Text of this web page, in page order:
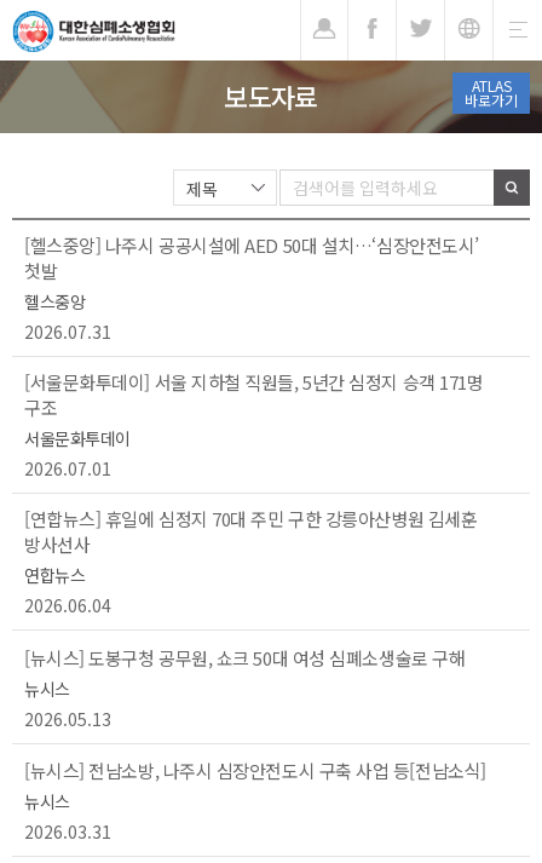
ATLAS
바로가기
보도자료
[헬스중앙] 나주시 공공시설에 AED 50대 설치…‘심장안전도시’
첫발
헬스중앙
2026.07.31
[서울문화투데이] 서울 지하철 직원들, 5년간 심정지 승객 171명
구조
서울문화투데이
2026.07.01
[연합뉴스] 휴일에 심정지 70대 주민 구한 강릉아산병원 김세훈
방사선사
연합뉴스
2026.06.04
[뉴시스] 도봉구청 공무원, 쇼크 50대 여성 심폐소생술로 구해
뉴시스
2026.05.13
[뉴시스] 전남소방, 나주시 심장안전도시 구축 사업 등[전남소식]
뉴시스
2026.03.31